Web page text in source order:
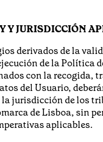
Y JURISDICCIÓN
derivados de la
de la Política
con la recogida,
del Usuario,
jurisdicción de los
de Lisboa, sin
aplicables.